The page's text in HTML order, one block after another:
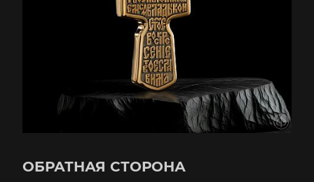
ОБРАТНАЯ СТОРОНА